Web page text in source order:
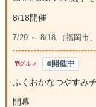
8/18開催
7/29 ～ 8/18 （福岡市
グルメ 開催中
ふくおかなつやすみ
開幕